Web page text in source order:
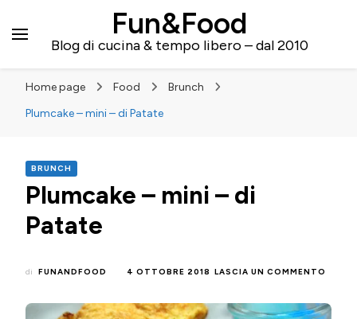
Fun&Food
Blog di cucina & tempo libero – dal 2010
Home page Food
Brunch
Plumcake – mini – di Patate
BRUNCH
Plumcake – mini – di
Patate
di FUNANDFOOD 4 OTTOBRE 2018 LASCIA UN COMMENTO
MINI